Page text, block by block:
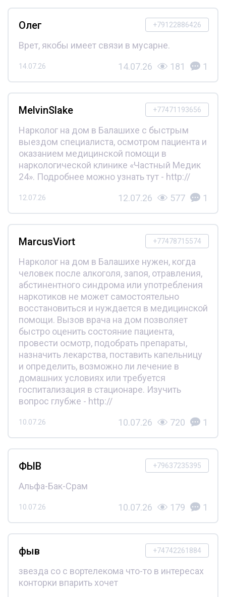
+79122886426
Олег
Врет, якобы имеет связи в мусарне.
14.07.26 14.07.26 181 1
+77471193656
MelvinSlake
Нарколог на дом в Балашихе с быстрым
выездом специалиста, осмотром пациента и
оказанием медицинской помощи в
наркологической клинике «Частный Медик
24». Подробнее можно узнать тут - http://
12.07.26 12.07.26 577 1
+77478715574
MarcusViort
Нарколог на дом в Балашихе нужен, когда
человек после алкоголя, запоя, отравления,
абстинентного синдрома или употребления
наркотиков не может самостоятельно
восстановиться и нуждается в медицинской
помощи. Вызов врача на дом позволяет
быстро оценить состояние пациента,
провести осмотр, подобрать препараты,
назначить лекарства, поставить капельницу
и определить, возможно ли лечение в
домашних условиях или требуется
госпитализация в стационаре. Изучить
вопрос глубже - http://
10.07.26 10.07.26 720 1
+79637235395
ФЫВ
Альфа-Бак-Срам
10.07.26 10.07.26 179 1
+74742261884
фыв
звезда со с вортелекома что-то в интересах
конторки впарить хочет